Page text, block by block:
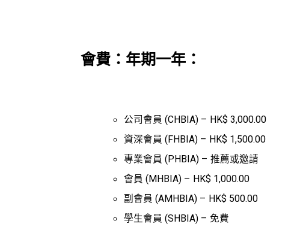
會費：年期一年：
公司會員 (CHBIA) – HK$ 3,000.00
資深會員 (FHBIA) – HK$ 1,500.00
專業會員 (PHBIA) – 推薦或邀請
會員 (MHBIA) – HK$ 1,000.00
副會員 (AMHBIA) – HK$ 500.00
學生會員 (SHBIA) – 免費